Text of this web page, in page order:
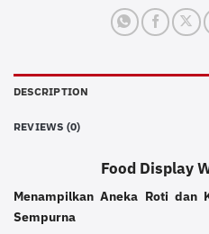
DESCRIPTION
REVIEWS (0)
Food Display
Menampilkan Aneka Roti dan
Sempurna